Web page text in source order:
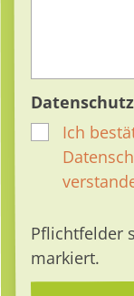
Ich
Pflichtfelder
markiert.